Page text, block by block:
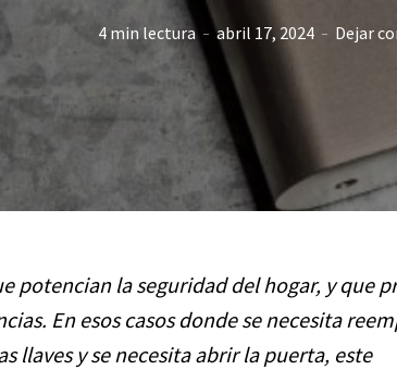
4 min lectura abril 17, 2024 Dejar
potencian la seguridad del hogar, y que
En esos casos donde se necesita
llaves y se necesita abrir la puerta, este